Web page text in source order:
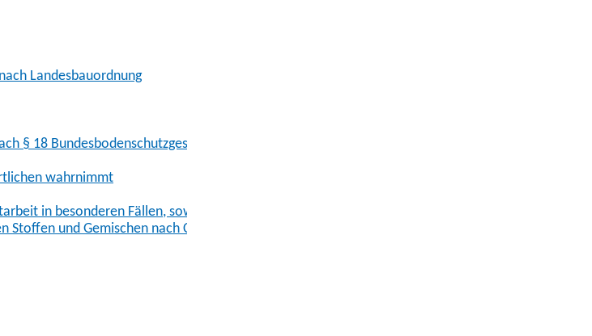
Landesbauordnung
§ 18 Bundesbodenschutzgesetz
wahrnimmt
in besonderen Fällen, sowie der Art der Arbeit und dem Arbeitstempo
und Gemischen nach ChemVerbotsV sowie Änderungsanzeigen bei Wechsel der